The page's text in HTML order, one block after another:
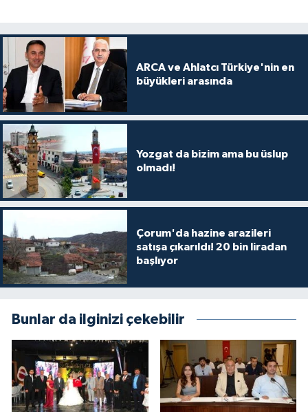
ARCA ve Ahlatcı Türkiye'nin en
büyükleri arasında
Yozgat da bizim ama bu üslup
olmadı!
Çorum'da hazine arazileri
satışa çıkarıldı! 20 bin liradan
başlıyor
Bunlar da ilginizi çekebilir